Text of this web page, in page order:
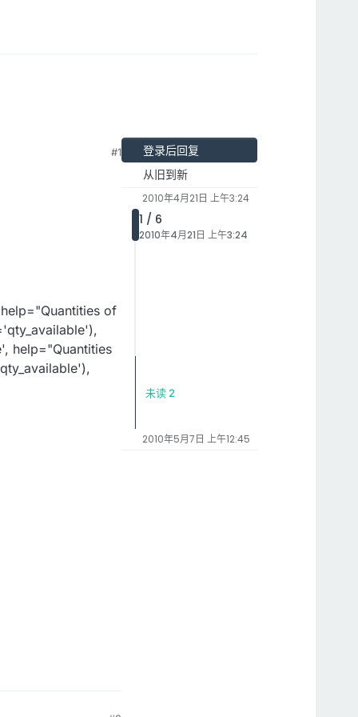
#1
of
help="Quantities
登录后回复
从旧到新
2010年4月21日 上午3:24
1 / 6
2010年4月21日 上午3:24
未读 2
2010年5月7日 上午12:45